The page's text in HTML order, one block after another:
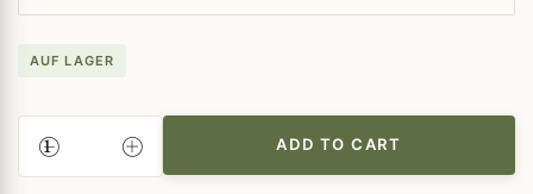
AUF LAGER
STUDIE
ÜBER
ADD TO CART